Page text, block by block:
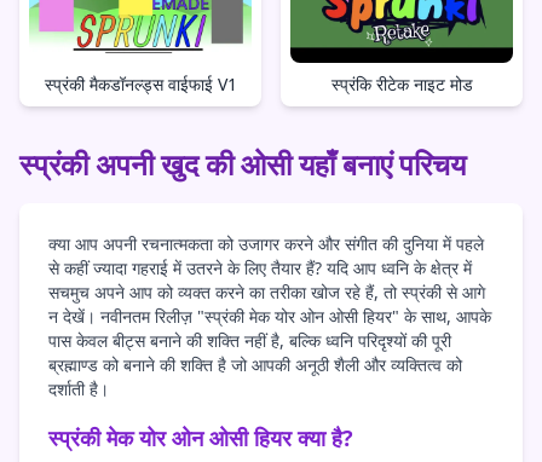
स्प्रंकी मैकडॉनल्ड्स वाईफाई V1 स्प्रंकि रीटेक नाइट मोड
स्प्रंकी अपनी खुद की ओसी यहाँ बनाएं परिचय
क्या आप अपनी रचनात्मकता को उजागर करने और संगीत की दुनिया में पहले
से कहीं ज्यादा गहराई में उतरने के लिए तैयार हैं? यदि आप ध्वनि के क्षेत्र में
सचमुच अपने आप को व्यक्त करने का तरीका खोज रहे हैं, तो स्प्रंकी से आगे
न देखें। नवीनतम रिलीज़ "स्प्रंकी मेक योर ओन ओसी हियर" के साथ, आपके
पास केवल बीट्स बनाने की शक्ति नहीं है, बल्कि ध्वनि परिदृश्यों की पूरी
ब्रह्माण्ड को बनाने की शक्ति है जो आपकी अनूठी शैली और व्यक्तित्व को
दर्शाती है।
स्प्रंकी मेक योर ओन ओसी हियर क्या है?